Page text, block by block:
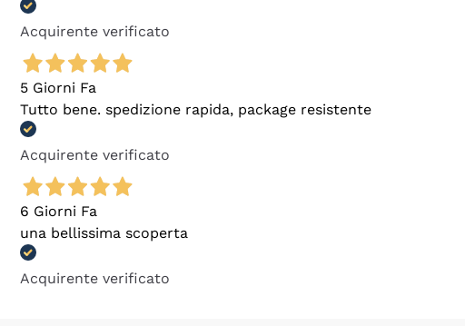
Acquirente verificato
5 Giorni Fa
Tutto bene. spedizione rapida, package resistente
Acquirente verificato
6 Giorni Fa
una bellissima scoperta
Acquirente verificato